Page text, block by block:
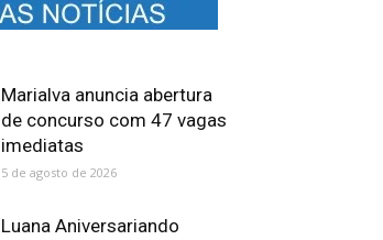
Marialva anuncia abertura
de concurso com 47 vagas
imediatas
5 de agosto de 2026
Luana Aniversariando